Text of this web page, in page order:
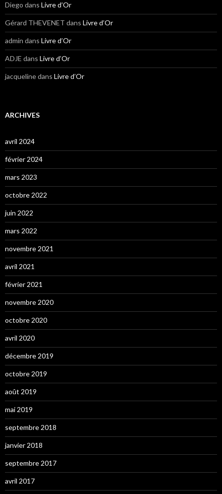
Diego dans Livre d’Or
Gérard THEVENET dans Livre d’Or
admin dans Livre d’Or
ADJE dans Livre d’Or
jacquelinedans Livre d’Or
ARCHIVES
avril 2024
février 2024
mars 2023
octobre 2022
juin 2022
mars 2022
novembre 2021
avril 2021
février 2021
novembre 2020
octobre 2020
avril 2020
décembre 2019
octobre 2019
août 2019
mai 2019
septembre 2018
janvier 2018
septembre 2017
avril 2017